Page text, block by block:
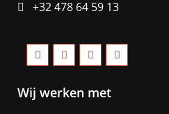
+32 478 64 59 13
Wij werken met